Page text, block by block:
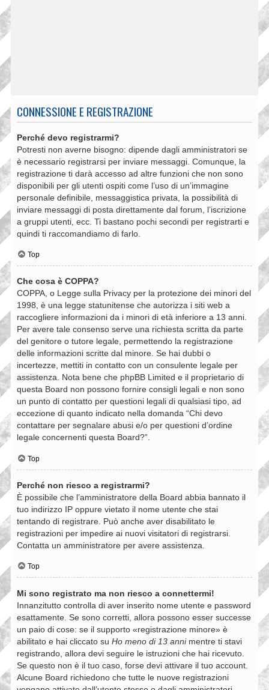
CONNESSIONE E REGISTRAZIONE
Perché devo registrarmi?
Potresti non averne bisogno: dipende dagli amministratori se
è necessario registrarsi per inviare messaggi. Comunque, la
registrazione ti darà accesso ad altre funzioni che non sono
disponibili per gli utenti ospiti come l’uso di un’immagine
personale definibile, messaggistica privata, la possibilità di
inviare messaggi di posta direttamente dal forum, l’iscrizione
a gruppi utenti, ecc. Ti bastano pochi secondi per registrarti e
quindi ti raccomandiamo di farlo.
Top
Che cosa è COPPA?
COPPA, o Legge sulla Privacy per la protezione dei minori del
1998, è una legge statunitense che autorizza i siti web a
raccogliere informazioni da i minori di età inferiore a 13 anni.
Per avere tale consenso serve una richiesta scritta da parte
del genitore o tutore legale, permettendo la registrazione
delle informazioni scritte dal minore. Se hai dubbi o
incertezze, mettiti in contatto con un consulente legale per
assistenza. Nota bene che phpBB Limited e il proprietario di
questa Board non possono fornire consigli legali e non sono
un punto di contatto per questioni legali di qualsiasi tipo, ad
eccezione di quanto indicato nella domanda “Chi devo
contattare per segnalare abusi e/o per questioni d’ordine
legale concernenti questa Board?”.
Top
Perché non riesco a registrarmi?
È possibile che l’amministratore della Board abbia bannato il
tuo indirizzo IP oppure vietato il nome utente che stai
tentando di registrare. Può anche aver disabilitato le
registrazioni per impedire ai nuovi visitatori di registrarsi.
Contatta un amministratore per avere assistenza.
Top
Mi sono registrato ma non riesco a connettermi!
Innanzitutto controlla di aver inserito nome utente e password
esattamente. Se sono corretti, allora possono esser successe
un paio di cose: se il supporto «registrazione minore» è
abilitato e hai cliccato su Ho meno di 13 annimentre ti stavi
registrando, allora devi seguire le istruzioni che hai ricevuto.
Se questo non è il tuo caso, forse devi attivare il tuo account.
Alcune Board richiedono che tutte le nuove registrazioni